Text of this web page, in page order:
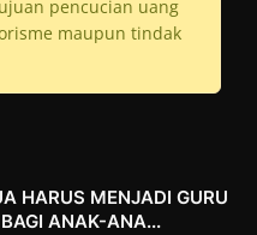
pencucian uang
maupun tindak
HARUS MENJADI GURU
ANAK-ANA...